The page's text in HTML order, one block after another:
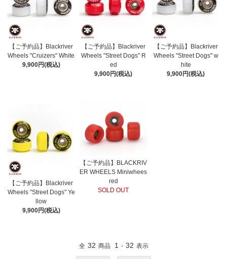
【ご予約品】Blackriver
Wheels "Cruizers" White
9,900円(税込)
【ご予約品】Blackriver
Wheels "Street Dogs" R
ed
9,900円(税込)
【ご予約品】Blackriver
Wheels "Street Dogs" w
hite
9,900円(税込)
【ご予約品】Blackriver
Wheels "Street Dogs" Ye
llow
9,900円(税込)
【ご予約品】BLACKRIV
ER WHEELS Miniwhees
red
SOLD OUT
全 32 商品 1 - 32 表示